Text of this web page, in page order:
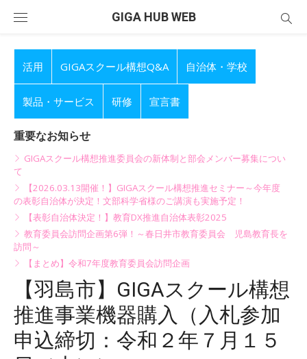
GIGA HUB WEB
活用 GIGAスクール構想Q&A 自治体・学校
製品・サービス 研修 宣言書
重要なお知らせ
GIGAスクール構想推進委員会の新体制と部会メンバー募集につい
て
【2026.03.13開催！】GIGAスクール構想推進セミナー～今年度
の表彰自治体が決定！文部科学省様のご講演も実施予定！
【表彰自治体決定！】教育DX推進自治体表彰2025
教育委員会訪問企画第6弾！～春日井市教育委員会 児島教育長を
訪問～
【まとめ】令和7年度教育委員会訪問企画
【羽島市】GIGAスクール構想
推進事業機器購入（入札参加
申込締切：令和２年７月１５